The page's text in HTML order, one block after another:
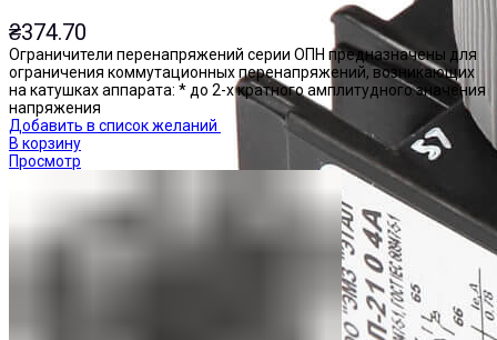
₴374.70
Ограничители перенапряжений серии ОПН предназначены для
ограничения коммутационных перенапряжений, возникающих
на катушках аппарата: * до 2-х кратного амплитудного значения
напряжения
Добавить в список желаний
В корзину
Просмотр